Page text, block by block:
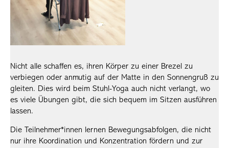
Nicht alle schaffen es, ihren Körper zu einer Brezel zu
verbiegen oder anmutig auf der Matte in den Sonnengruß zu
gleiten. Dies wird beim Stuhl-Yoga auch nicht verlangt, wo
es viele Übungen gibt, die sich bequem im Sitzen ausführen
lassen.
Die Teilnehmer*innen lernen Bewegungsabfolgen, die nicht
nur ihre Koordination und Konzentration fördern und zur